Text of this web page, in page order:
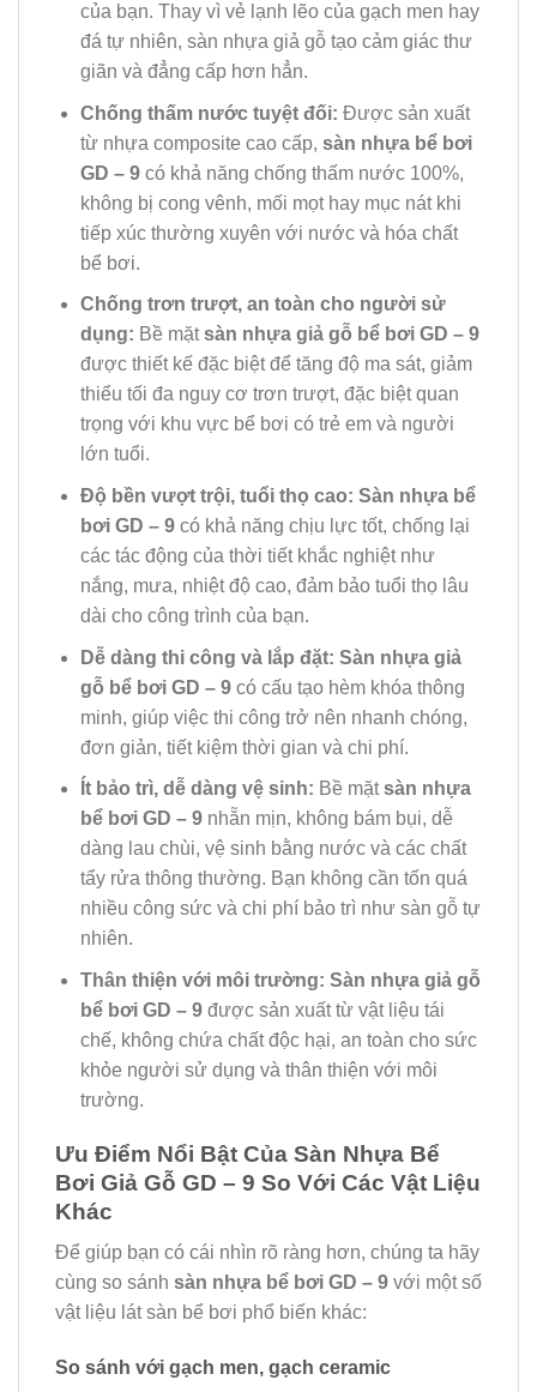
của bạn. Thay vì vẻ lạnh lẽo của gạch men hay
đá tự nhiên, sàn nhựa giả gỗ tạo cảm giác thư
giãn và đẳng cấp hơn hẳn.
Chống thấm nước tuyệt đối: Được sản xuất
từ nhựa composite cao cấp, sàn nhựa bể bơi
GD – 9có khả năng chống thấm nước 100%,
không bị cong vênh, mối mọt hay mục nát khi
tiếp xúc thường xuyên với nước và hóa chất
bể bơi.
Chống trơn trượt, an toàn cho người sử
dụng: Bề mặtsàn nhựa giả gỗ bể bơi GD – 9
được thiết kế đặc biệt để tăng độ ma sát, giảm
thiểu tối đa nguy cơ trơn trượt, đặc biệt quan
trọng với khu vực bể bơi có trẻ em và người
lớn tuổi.
Độ bền vượt trội, tuổi thọ cao: Sàn nhựa bể
bơi GD – 9có khả năng chịu lực tốt, chống lại
các tác động của thời tiết khắc nghiệt như
nắng, mưa, nhiệt độ cao, đảm bảo tuổi thọ lâu
dài cho công trình của bạn.
Dễ dàng thi công và lắp đặt: Sàn nhựa giả
gỗ bể bơi GD – 9có cấu tạo hèm khóa thông
minh, giúp việc thi công trở nên nhanh chóng,
đơn giản, tiết kiệm thời gian và chi phí.
Ít bảo trì, dễ dàng vệ sinh: Bề mặtsàn nhựa
bể bơi GD – 9nhẵn mịn, không bám bụi, dễ
dàng lau chùi, vệ sinh bằng nước và các chất
tẩy rửa thông thường. Bạn không cần tốn quá
nhiều công sức và chi phí bảo trì như sàn gỗ tự
nhiên.
Thân thiện với môi trường: Sàn nhựa giả gỗ
bể bơi GD – 9được sản xuất từ vật liệu tái
chế, không chứa chất độc hại, an toàn cho sức
khỏe người sử dụng và thân thiện với môi
trường.
Ưu Điểm Nổi Bật Của Sàn Nhựa Bể
Bơi Giả Gỗ GD – 9 So Với Các Vật Liệu
Khác
Để giúp bạn có cái nhìn rõ ràng hơn, chúng ta hãy
cùng so sánh sàn nhựa bể bơi GD – 9 với một số
vật liệu lát sàn bể bơi phổ biến khác:
So sánh với gạch men, gạch ceramic